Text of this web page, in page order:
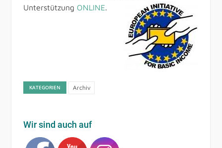
Unterstützung ONLINE.
KATEGORIEN Archiv
Wir sind auch auf